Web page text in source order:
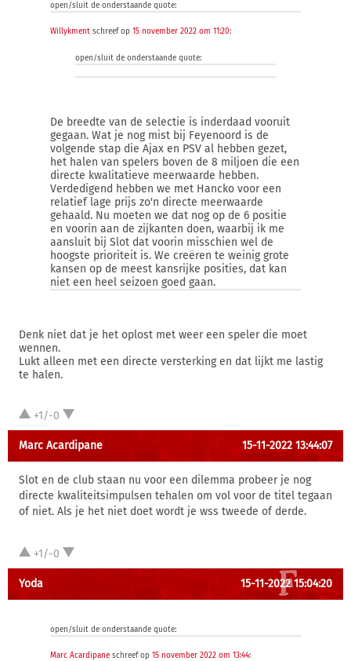
open/sluit de onderstaande quote:
Willykment schreef op 15 november 2022 om 11:20:
open/sluit de onderstaande quote:
De breedte van de selectie is inderdaad vooruit
gegaan. Wat je nog mist bij Feyenoord is de
volgende stap die Ajax en PSV al hebben gezet,
het halen van spelers boven de 8 miljoen die een
directe kwalitatieve meerwaarde hebben.
Verdedigend hebben we met Hancko voor een
relatief lage prijs zo'n directe meerwaarde
gehaald. Nu moeten we dat nog op de 6 positie
en voorin aan de zijkanten doen, waarbij ik me
aansluit bij Slot dat voorin misschien wel de
hoogste prioriteit is. We creëren te weinig grote
kansen op de meest kansrijke posities, dat kan
niet een heel seizoen goed gaan.
Denk niet dat je het oplost met weer een speler die moet
wennen.
Lukt alleen met een directe versterking en dat lijkt me lastig
te halen.
+1/-0
Marc Acardipane 15-11-2022 13:44:07
Slot en de club staan nu voor een dilemma probeer je nog
directe kwaliteitsimpulsen tehalen om vol voor de titel tegaan
of niet. Als je het niet doet wordt je wss tweede of derde.
+1/-0
Yoda 15-11-2022 15:04:20
open/sluit de onderstaande quote:
Marc Acardipane schreef op 15 november 2022 om 13:44: